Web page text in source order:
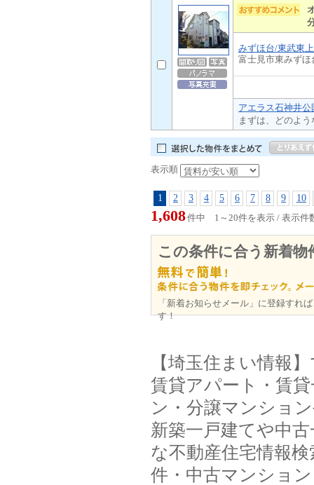
みずほ台/東武東
富士見市東みずほ
アエラス石神井
まずは、どのよ
表示順
1 2 3 4 5 6 7 8 9 10
1,608件中 1～20件を表示 / 表示件
この条件に合う新着
「新着お知らせメール」に登録すれ
す！
【埼玉住まい情報
賃貸アパート・賃
ン・分譲マンショ
新築一戸建てや中
な不動産住宅情報
件・中古マンショ